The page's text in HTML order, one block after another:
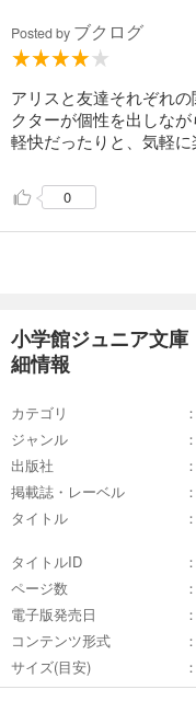
Posted by ブクログ
アリスと友達それぞれ
クターが個性を出しな
軽快だったりと、気軽に
0
小学館ジュニア文
細情報
カテゴリ
ジャンル
出版社
掲載誌・レーベル
タイトル
タイトルID
ページ数
電子版発売日
コンテンツ形式
サイズ(目安)